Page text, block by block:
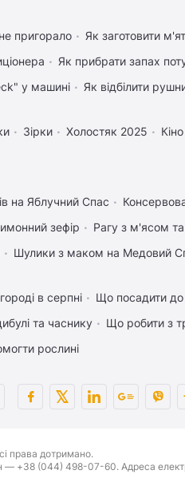
пригорало
Як заготовити
Як прибрати запах
у машині
Як відбілити
Зірки Холостяк 2025 Кіно
на Яблучний Спас
зефір Рагу з м'ясом
Шулики з маком на Медовий
в серпні Що посадити до
та часнику
Що робити з
рослині
права дотримано.
+38 (044) 498-07-60. Адреса